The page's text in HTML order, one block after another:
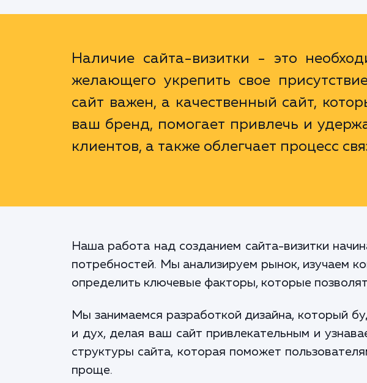
Наличие сайта-визитки - это
желающего укрепить свое
сайт важен, а качественный сайт,
ваш бренд, помогает привлечь и
клиентов, а также облегчает процесс
Наша работа над созданием сайта-визитки
потребностей. Мы анализируем рынок, изучаем
определить ключевые факторы, которые
Мы занимаемся разработкой дизайна, который
и дух, делая ваш сайт привлекательным и
структуры сайта, которая поможет
проще.